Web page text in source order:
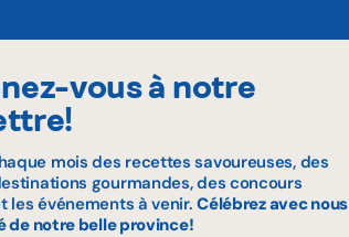
vous à notre
mois des recettes savoureuses, des
gourmandes, des concours
les événements à venir.Célébrez avec nous
de notre belle province!